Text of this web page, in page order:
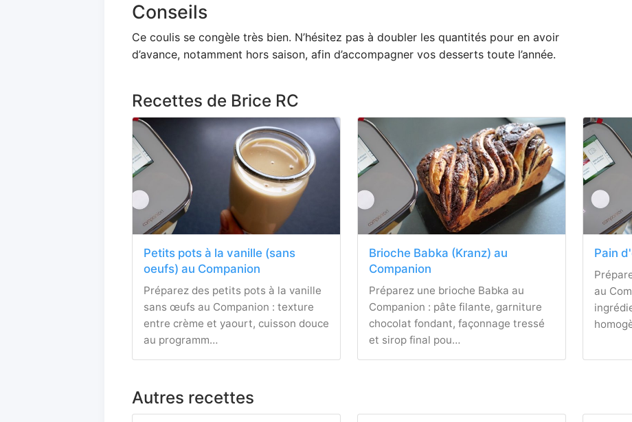
Conseils
Ce coulis se congèle très bien. N’hésitez pas à doubler les quantités pour en avoir
d’avance, notamment hors saison, afin d’accompagner vos desserts toute l’année.
Recettes de Brice RC
Petits pots à la vanille (sans
oeufs) au Companion
Préparez des petits pots à la vanille
sans œufs au Companion : texture
entre crème et yaourt, cuisson douce
au programm…
Brioche Babka (Kranz) au
Companion
Préparez une brioche Babka au
Companion : pâte filante, garniture
chocolat fondant, façonnage tressé
et sirop final pou…
Pain
au
Autres recettes